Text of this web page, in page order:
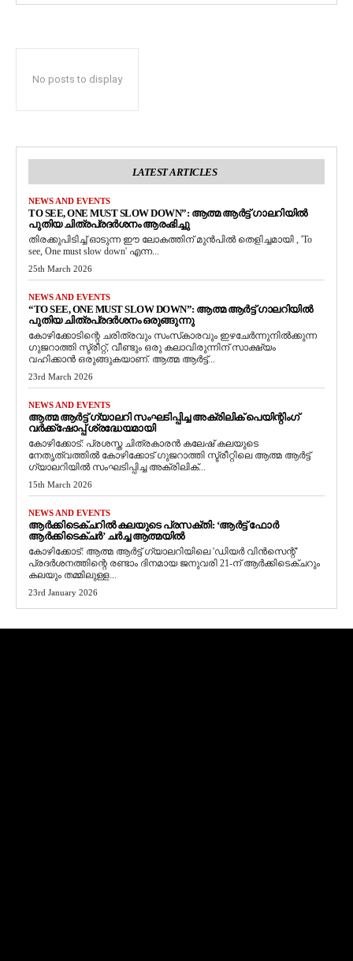
No posts to display
LATEST ARTICLES
NEWS AND EVENTS
TO SEE, ONE MUST SLOW DOWN”: ആത്മ ആർട്ട് ഗാലറിയിൽ
പുതിയ ചിത്രപ്രദർശനം ആരംഭിച്ചു
തിരക്കുപിടിച്ച് ഓടുന്ന ഈ ലോകത്തിന് മുൻപിൽ തെളിച്ചമായി , 'To
see, One must slow down' എന്ന...
25th March 2026
NEWS AND EVENTS
“TO SEE, ONE MUST SLOW DOWN”: ആത്മ ആർട്ട് ഗാലറിയിൽ
പുതിയ ചിത്രപ്രദർശനം ഒരുങ്ങുന്നു
കോഴിക്കോടിന്റെ ചരിത്രവും സംസ്‌കാരവും ഇഴചേർന്നുനിൽക്കുന്ന
ഗുജറാത്തി സ്ട്രീറ്റ്, വീണ്ടും ഒരു കലാവിരുന്നിന് സാക്ഷ്യം
വഹിക്കാൻ ഒരുങ്ങുകയാണ്. ആത്മ ആർട്ട്...
23rd March 2026
NEWS AND EVENTS
ആത്മ ആർട്ട് ഗ്യാലറി സംഘടിപ്പിച്ച അക്രിലിക് പെയിന്റിംഗ്
വർക്ക്‌ഷോപ്പ് ശ്രദ്ധേയമായി
കോഴിക്കോട്: പ്രശസ്ത ചിത്രകാരൻ കലേഷ് കലയുടെ
നേതൃത്വത്തിൽ കോഴിക്കോട് ഗുജറാത്തി സ്ട്രീറ്റിലെ ആത്മ ആർട്ട്
ഗ്യാലറിയിൽ സംഘടിപ്പിച്ച അക്രിലിക്...
15th March 2026
NEWS AND EVENTS
ആർക്കിടെക്ചറിൽ കലയുടെ പ്രസക്തി: ‘ആർട്ട് ഫോർ
ആർക്കിടെക്ചർ’ ചർച്ച ആത്മയിൽ
​കോഴിക്കോട്: ആത്മ ആർട്ട് ഗ്യാലറിയിലെ 'ഡിയർ വിൻസെന്റ്'
പ്രദർശനത്തിന്റെ രണ്ടാം ദിനമായ ജനുവരി 21-ന് ആർക്കിടെക്ചറും
കലയും തമ്മിലുള്ള...
23rd January 2026